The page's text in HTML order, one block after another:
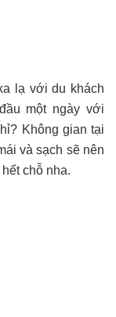
lạ với du khách
một ngày với
Không gian tại
và sạch sẽ nên
chỗ nha.